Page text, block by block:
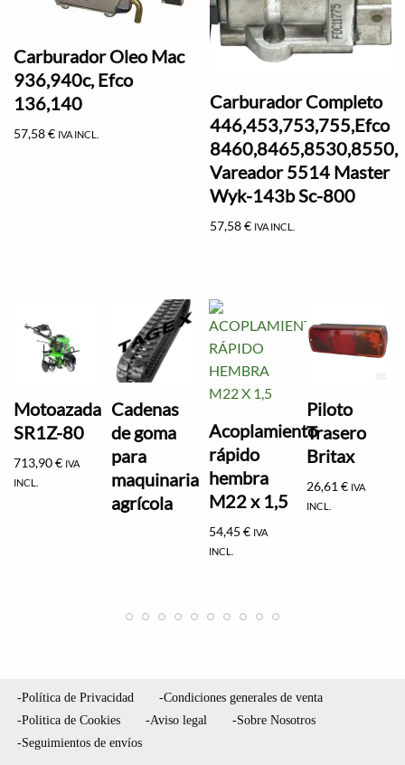
Carburador Oleo Mac
936,940c, Efco
136,140
57,58€ IVA INCL.
Carburador Completo
446,453,753,755,Efco
8460,8465,8530,8550,
Vareador 5514 Master
Wyk-143b Sc-800
57,58€ IVA INCL.
Motoazada
SR1Z-80
713,90€ IVA
INCL.
Cadenas
de goma
para
maquinaria
agrícola
Acoplamiento
rápido
hembra
M22 x 1,5
54,45€ IVA
INCL.
Piloto
Trasero
Britax
26,61€ IVA
INCL.
-Política de Privacidad
-Condiciones generales de venta
-Politica de Cookies
-Aviso legal
-Sobre Nosotros
-Seguimientos de envíos